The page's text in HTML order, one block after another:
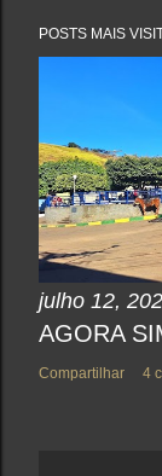
a
u
e
n
t
á
r
i
o
POSTS MAIS
julho 12,
AGORA
Compartilhar 4